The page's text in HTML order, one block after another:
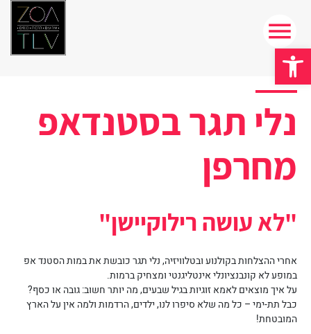
פתח סרגל נגישות
נלי תגר בסטנדאפ
מחרפן
"לא עושה רילוקיישן"
אחרי ההצלחות בקולנוע ובטלוויזיה, נלי תגר כובשת את במות הסטנד אפ
במופע לא קונבנציונלי אינטליגנטי ומצחיק ברמות.
על איך מוצאים לאמא זוגיות בגיל שבעים, מה יותר חשוב: גובה או כסף?
כבל תת-ימי – כל מה שלא סיפרו לנו, ילדים, הרדמות ולמה אין על הארץ
המובטחת!